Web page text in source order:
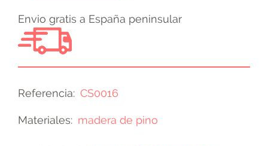
Envio gratis a España peninsular
Referencia CS0016
Materiales madera de pino